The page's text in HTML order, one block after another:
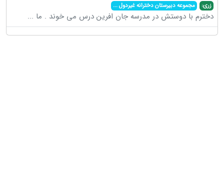
زری: مجموعه دبیرستان دخترانه غیردول...
دخترم با دوستش در مدرسه جان افرین درس می خوند . ما ...